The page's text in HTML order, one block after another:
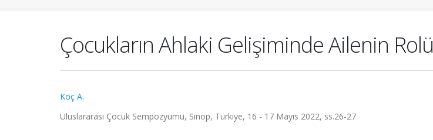
Çocukların Ahlaki Gelişiminde Ailenin Rolü
Koç A.
Uluslararası Çocuk Sempozyumu, Sinop, Türkiye, 16 - 17 Mayıs 2022, ss.26-27